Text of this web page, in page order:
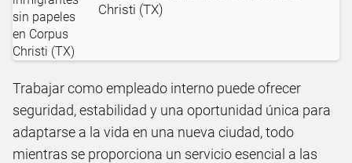
Christi (TX)
Trabajar como empleado interno puede ofrecer
seguridad, estabilidad y una oportunidad única para
adaptarse a la vida en una nueva ciudad, todo
mientras se proporciona un servicio esencial a las